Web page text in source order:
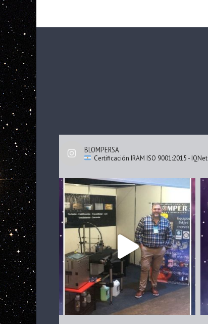
BLOMPERSA
Certificación IRAM ISO 9001:2015 - IQNet